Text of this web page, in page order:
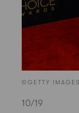
©GETTY IMAGES
10/19